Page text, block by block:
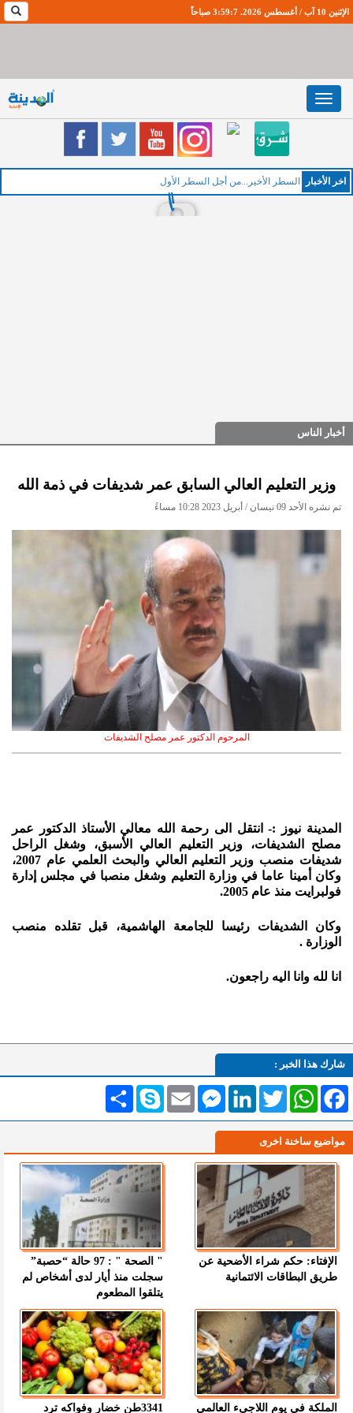
الإثنين 10 آب / أغسطس 2026. 3:59:8 صباحاً
Toggle
navigation
اخر اﻷخبار ال
أخبار الناس
وزير التعليم العالي السابق عمر شديفات في ذمة الله
تم نشره الأحد 09 نيسان / أبريل 2023 10:28 مساءً
المرحوم الدكتور عمر مصلح الشديفات
المدينة نيوز :- انتقل الى رحمة الله معالي الأستاذ الدكتور عمر
مصلح الشديفات، وزير التعليم العالي الأسبق، وشغل الراحل
شديفات منصب وزير التعليم العالي والبحث العلمي عام 2007،
وكان أمينا عاما في وزارة التعليم وشغل منصبا في مجلس إدارة
فولبرايت منذ عام 2005.
وكان الشديفات رئيسا للجامعة الهاشمية، قبل تقلده منصب
الوزارة .
انا لله وانا اليه راجعون.
شارك هذا الخبر :
انشر Skype Email
MessengerLinkedInTwitterWhatsAppFacebook
مواضيع ساخنة اخرى
الإفتاء: حكم شراء الأضحية عن
طريق البطاقات الائتمانية
" الصحة " : 97 حالة “حصبة”
سجلت منذ أيار لدى أشخاص لم
يتلقوا المطعوم
الملكة في يوم اللاجىء العالمي 3341طن خضار وفواكه ترد